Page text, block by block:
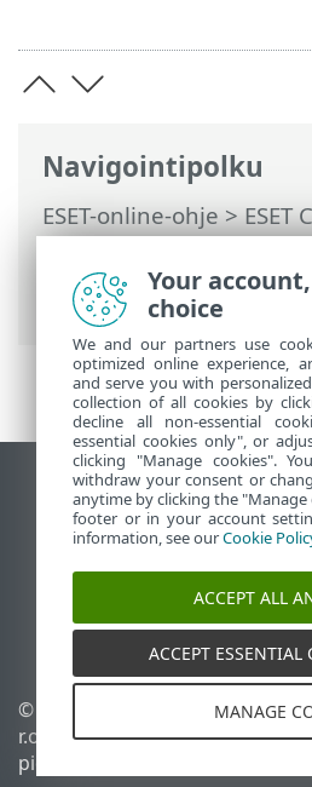
Navigointipolku
ESET-online-ohje>ESET
Tuotteen ESET Cyber
käsitteleminen >
Tiedostojen
Näytä tietokonesivusto
End of Life
ESET-tietämyskanta
ESET-foorumi
ESET Status Portal
Alueellinen tuki
© 1992 - 2025 ESET, spol. s
r.o. – Kaikki oikeudet
pidätetään.
Your
choice
We and our partners use
optimized online experience,
and serve you with
collection of all cookies by
decline all non-essential
essential cookies only", or
clicking "Manage cookies".
withdraw your consent or
anytime by clicking the
footer or in your account
information, see ourCookie
ACCEPT ALL
ACCEPT ESSENTIAL
MANAGE